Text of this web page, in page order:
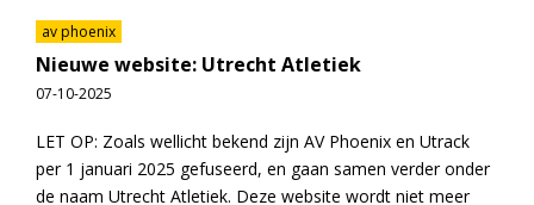
av phoenix
Nieuwe website: Utrecht Atletiek
07-10-2025
LET OP: Zoals wellicht bekend zijn AV Phoenix en Utrack
per 1 januari 2025 gefuseerd, en gaan samen verder onder
de naam Utrecht Atletiek. Deze website wordt niet meer